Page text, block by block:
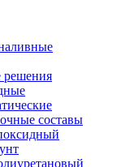
решения
составы